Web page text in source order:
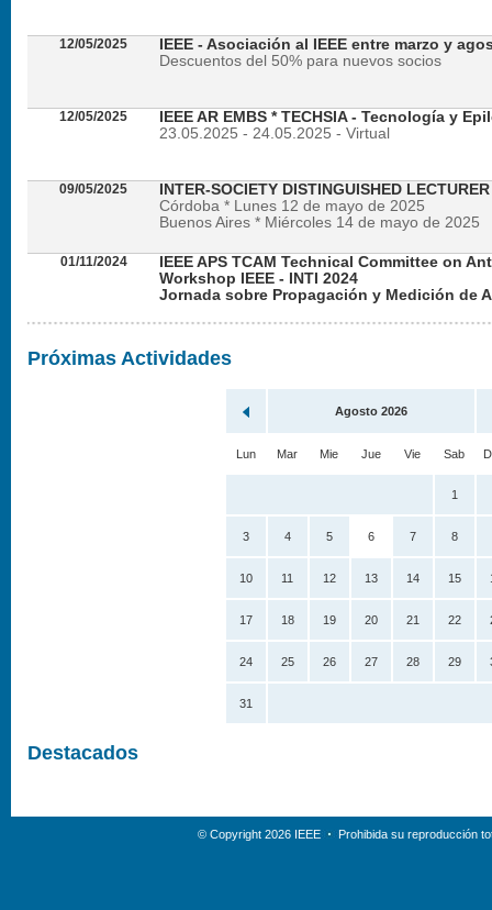
12/05/2025
IEEE - Asociación al IEEE entre marzo y
Descuentos del 50% para nuevos socios
12/05/2025
IEEE AR EMBS * TECHSIA - Tecnología y
23.05.2025 - 24.05.2025 - Virtual
09/05/2025
INTER-SOCIETY DISTINGUISHED
Córdoba * Lunes 12 de mayo de 2025
Buenos Aires * Miércoles 14 de mayo de 2025
01/11/2024
IEEE APS TCAM Technical Committee on
Workshop IEEE - INTI 2024
Jornada sobre Propagación y Medición de
Próximas Actividades
Agosto 2026
Lun Mar Mie Jue Vie Sab
1
3 4 5 6 7 8
10 11 12 13 14 15
17 18 19 20 21 22
24 25 26 27 28 29
31
Destacados
© Copyright 2026 IEEE Prohibida su reproducción